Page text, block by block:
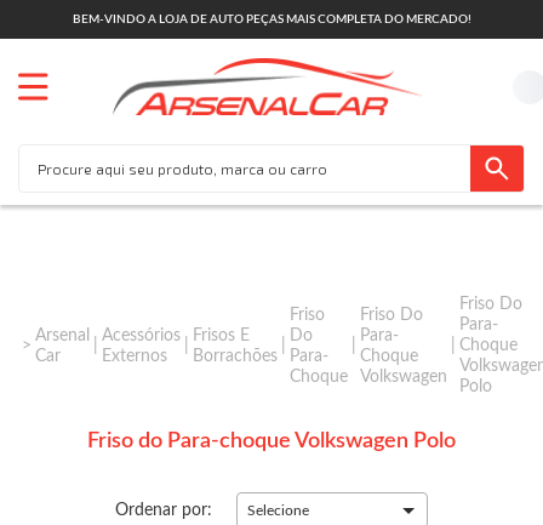
BEM-VINDO A LOJA DE AUTO PEÇAS MAIS COMPLETA DO MERCADO!
Arsenal
Car
Acessórios
Externos
Frisos E
Borrachões
Friso
Do
Para-
Choque
Friso Do
Para-
Choque
Volkswagen
Friso Do
Para-
Choque
Polo
Friso do Para-choque Volkswagen Polo
Ordenar por: Selecione